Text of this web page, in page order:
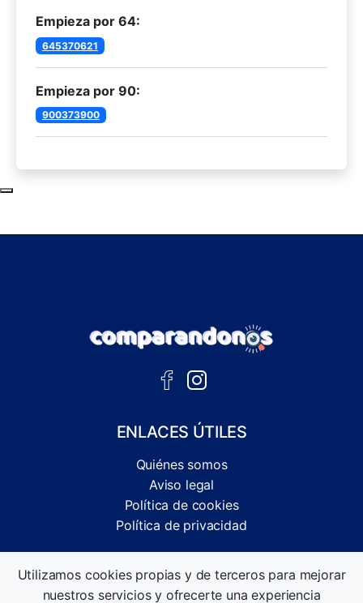
Empieza por 64:
645370621
Empieza por 90:
900373900
ENLACES ÚTILES
Quiénes somos
Aviso legal
Política de cookies
Política de privacidad
informativas.
Utilizamos cookies propias y de terceros para mejorar
nuestros servicios y ofrecerte una experiencia